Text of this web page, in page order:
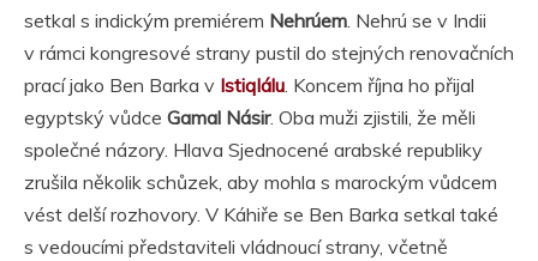
setkal s indickým premiérem Nehrúem. Nehrú se v Indii
v rámci kongresové strany pustil do stejných renovačních
prací jako Ben Barka v Istiqlálu. Koncem října ho přijal
egyptský vůdce Gamal Násir. Oba muži zjistili, že měli
společné názory. Hlava Sjednocené arabské republiky
zrušila několik schůzek, aby mohla s marockým vůdcem
vést delší rozhovory. V Káhiře se Ben Barka setkal také
s vedoucími představiteli vládnoucí strany, včetně